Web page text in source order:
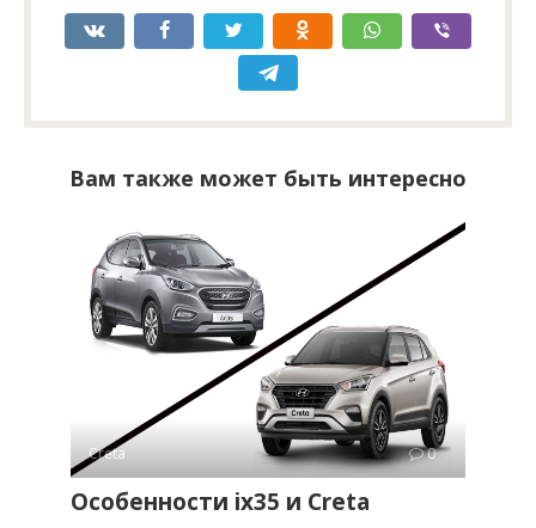
Вам также может быть интересно
Creta 0
Особенности ix35 и Creta